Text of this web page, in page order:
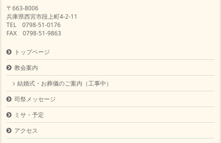
〒663-8006
兵庫県西宮市段上町4-2-11
TEL 0798-51-0176
FAX 0798-51-9863
トップページ
教会案内
結婚式・お葬儀のご案内（工事中）
司祭メッセージ
ミサ・予定
アクセス